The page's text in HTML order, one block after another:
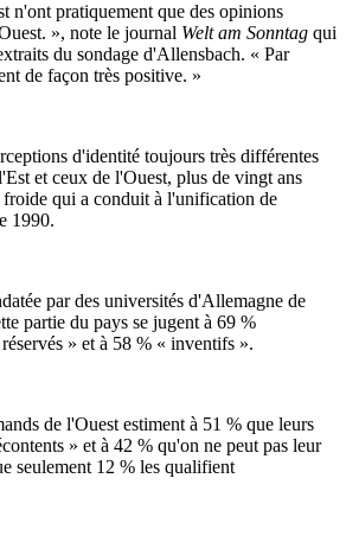
n'ont pratiquement que des opinions
», note le journal Welt am Sonntag qui
du sondage d'Allensbach. « Par
de façon très positive. »
d'identité toujours très différentes
et ceux de l'Ouest, plus de vingt ans
froide qui a conduit à l'unification de
1990.
par des universités d'Allemagne de
partie du pays se jugent à 69 %
» et à 58 % « inventifs ».
de l'Ouest estiment à 51 % que leurs
» et à 42 % qu'on ne peut pas leur
seulement 12 % les qualifient